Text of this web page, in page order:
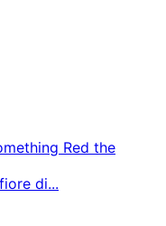
Red the
di...